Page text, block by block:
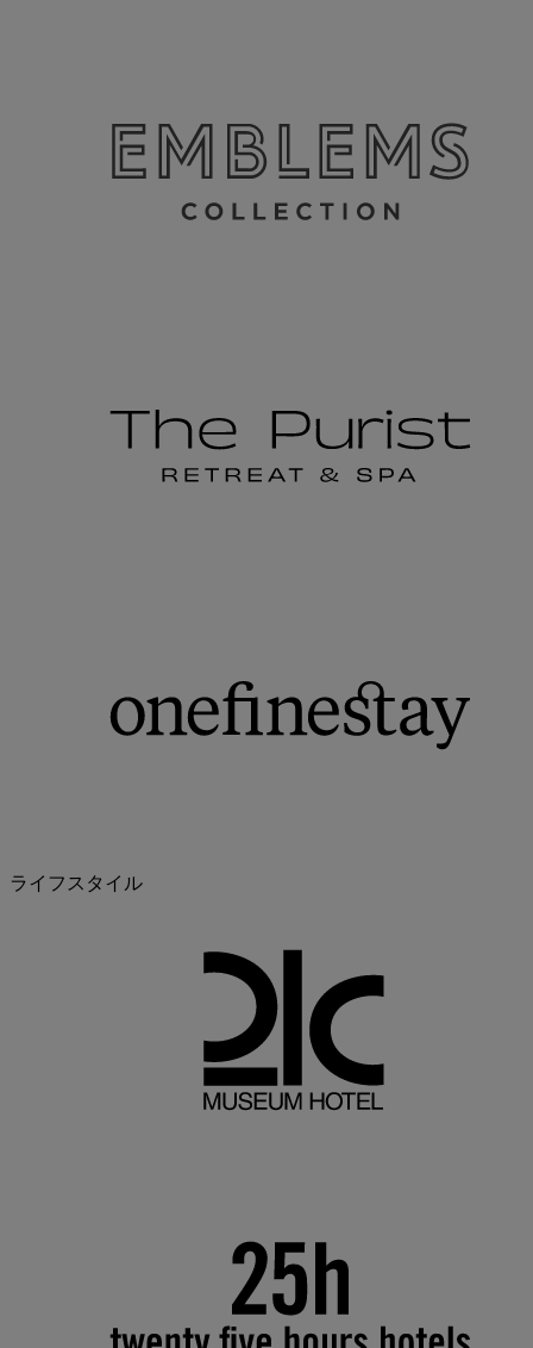
ライフスタイル